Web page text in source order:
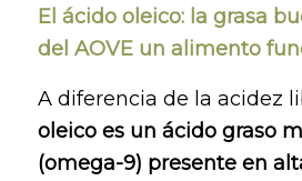
El ácido oleico: la grasa
del AOVE un alimento
A diferencia de la acidez
oleico es un ácido graso
(omega-9) presente en